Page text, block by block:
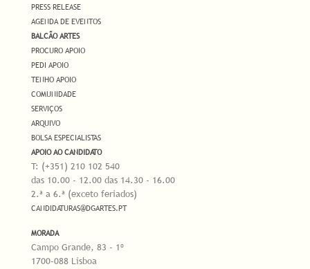
PRESS RELEASE
AGENDA DE EVENTOS
BALCÃO ARTES
PROCURO APOIO
PEDI APOIO
TENHO APOIO
COMUNIDADE
SERVIÇOS
ARQUIVO
BOLSA ESPECIALISTAS
APOIO AO CANDIDATO
T: (+351) 210 102 540
das 10.00 - 12.00 das 14.30 - 16.00
2.ª a 6.ª (exceto feriados)
CANDIDATURAS@DGARTES.PT
MORADA
Campo Grande, 83 - 1º
1700-088 Lisboa